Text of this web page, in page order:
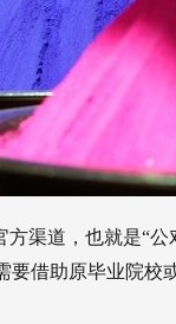
渠道，也就是“
借助原毕业院校